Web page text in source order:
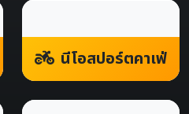
นีโอสปอร์ตคาเฟ่